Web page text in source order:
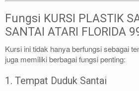
Fungsi KURSI PLASTIK
SANTAI ATARI FLORIDA
Kursi ini tidak hanya berfungsi sebagai
juga memiliki berbagai fungsi penting:
1. Tempat Duduk Santai